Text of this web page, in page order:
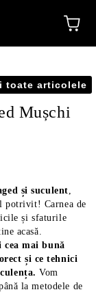
toate articolele
Mușchi
și suculent,
potrivit! Carnea de
și sfaturile
acasă.
cea mai bună
și ce tehnici
Vom
la metodele de